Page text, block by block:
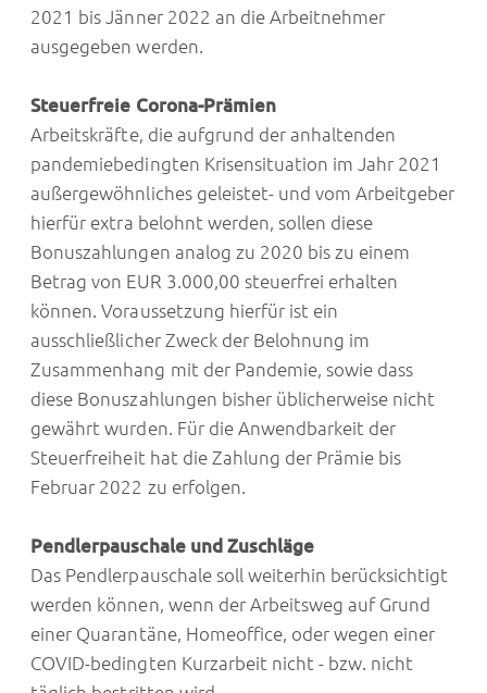
2021 bis Jänner 2022 an die Arbeitnehmer
ausgegeben werden.
Steuerfreie Corona-Prämien
Arbeitskräfte, die aufgrund der anhaltenden
pandemiebedingten Krisensituation im Jahr 2021
außergewöhnliches geleistet- und vom Arbeitgeber
hierfür extra belohnt werden, sollen diese
Bonuszahlungen analog zu 2020 bis zu einem
Betrag von EUR 3.000,00 steuerfrei erhalten
können. Voraussetzung hierfür ist ein
ausschließlicher Zweck der Belohnung im
Zusammenhang mit der Pandemie, sowie dass
diese Bonuszahlungen bisher üblicherweise nicht
gewährt wurden. Für die Anwendbarkeit der
Steuerfreiheit hat die Zahlung der Prämie bis
Februar 2022 zu erfolgen.
Pendlerpauschale und Zuschläge
Das Pendlerpauschale soll weiterhin berücksichtigt
werden können, wenn der Arbeitsweg auf Grund
einer Quarantäne, Homeoffice, oder wegen einer
COVID-bedingten Kurzarbeit nicht - bzw. nicht